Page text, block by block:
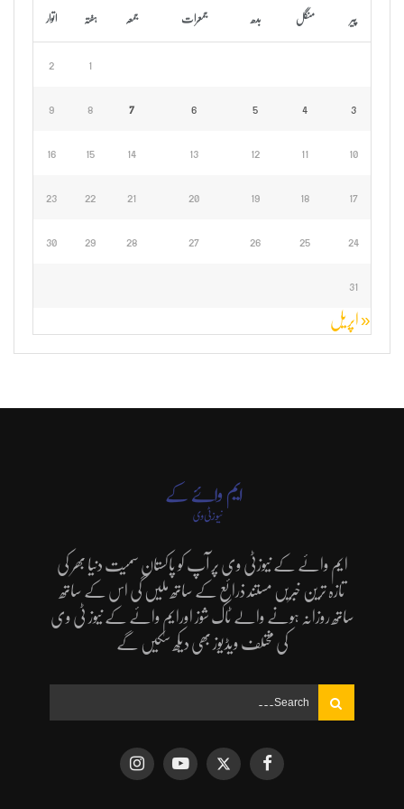
پیر منگل بدھ جمعرات جمعہ ہفتہ اتوار
1
2
3
4
5
6
7
8
9
10
11
12
13
14
15
16
17
18
19
20
21
22
23
24
25
26
27
28
29
30
31
« اپریل
ایم وائے کے نیوزٹی وی پر آپ کو پاکستان سمیت دنیا بھر کی
تازہ ترین خبریں مستند ذرائع کے ساتھ ملیں گی اس کے ساتھ
ساتھ روزانہ ہونے والے ٹاک شوز اورایم وائے کے نیوز ٹی وی
کی مختلف ویڈیوز بھی دیکھ سکیں گے